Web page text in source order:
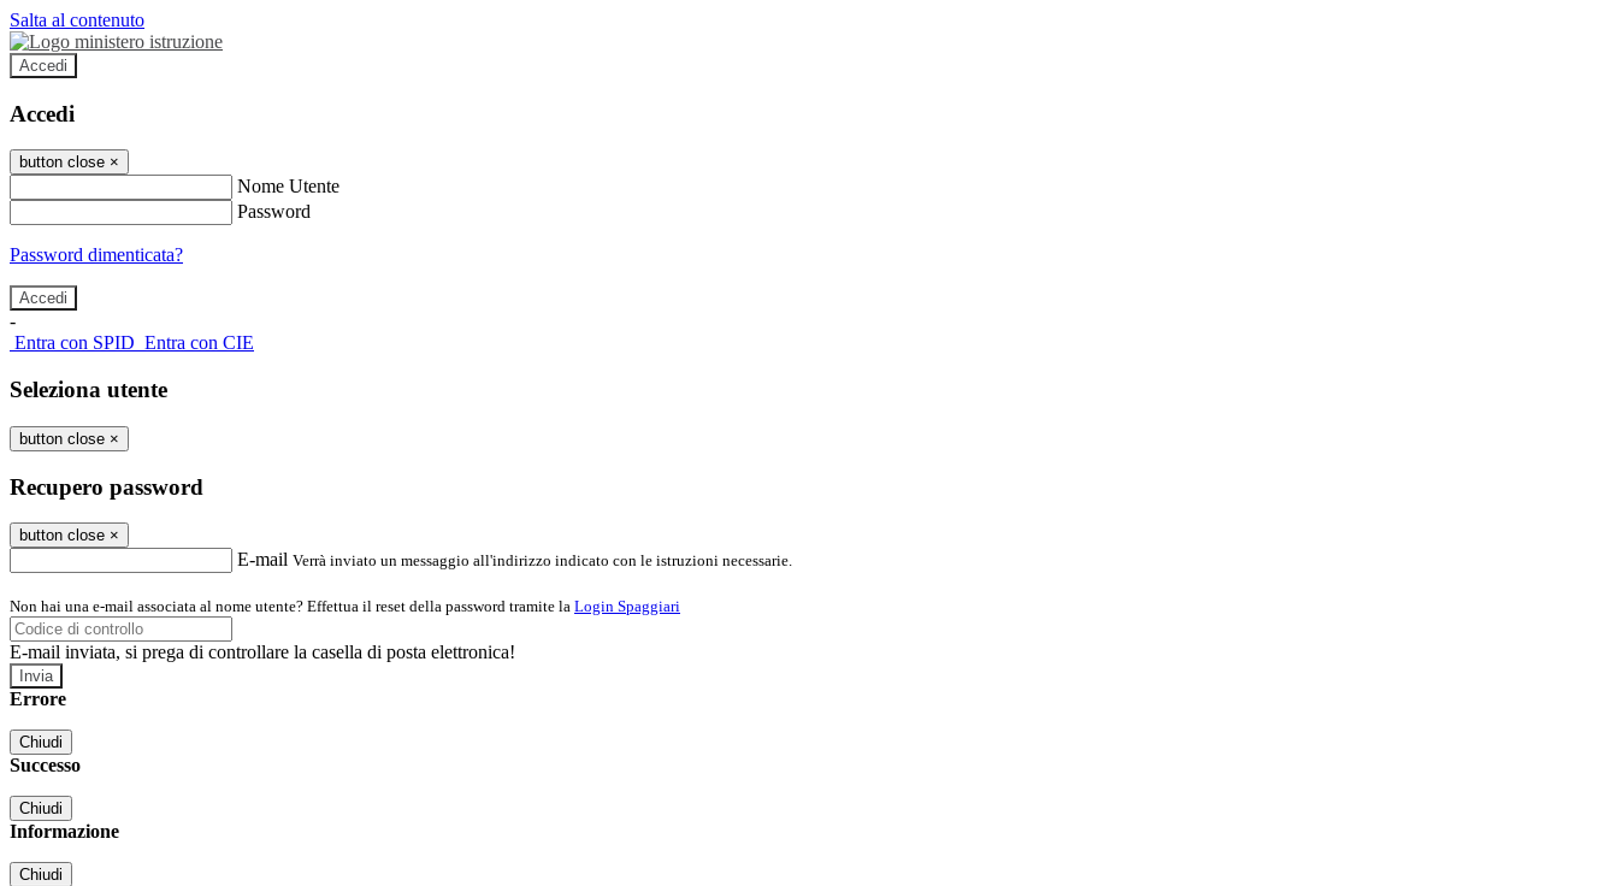
Salta al contenuto
Accedi
Accedi
button close ×
Nome Utente
Password
Password dimenticata?
-
Entra con SPID Entra con CIE
Seleziona utente
button close ×
Recupero password
button close ×
E-mail Verrà inviato un messaggio all'indirizzo indicato con le istruzioni necessarie.
Non hai una e-mail associata al nome utente? Effettua il reset della password tramite la Login Spaggiari
E-mail inviata, si prega di controllare la casella di posta elettronica!
Errore
Chiudi
Successo
Chiudi
Informazione
Chiudi